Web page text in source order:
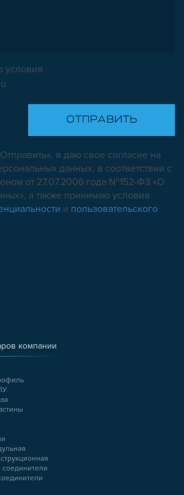
условия
я даю свое согласие на
данных, в соответствии с
от 27.07.2006 года №152-ФЗ «О
а также принимаю условия
и пользовательского
компании